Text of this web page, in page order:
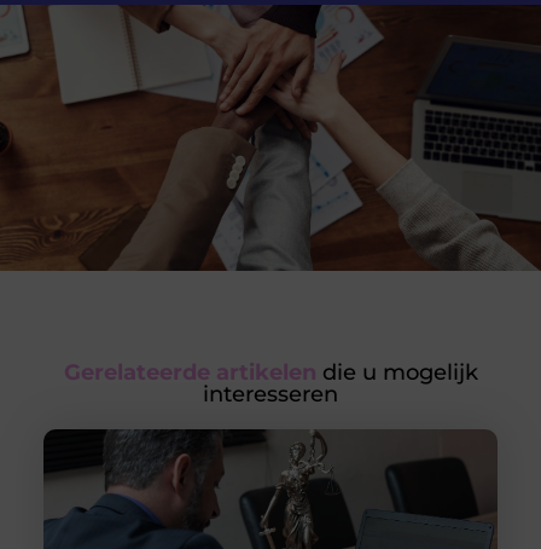
Gerelateerde artikelen die u mogelijk
interesseren